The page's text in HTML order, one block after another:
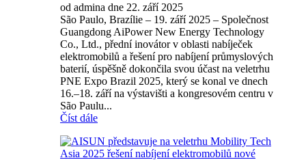
od admina dne 22. září 2025
São Paulo, Brazílie – 19. září 2025 – Společnost
Guangdong AiPower New Energy Technology
Co., Ltd., přední inovátor v oblasti nabíječek
elektromobilů a řešení pro nabíjení průmyslových
baterií, úspěšně dokončila svou účast na veletrhu
PNE Expo Brazil 2025, který se konal ve dnech
16.–18. září na výstavišti a kongresovém centru v
São Paulu...
Číst dále